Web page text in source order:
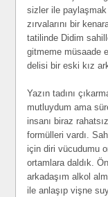
sizler ile
zırvalarını bir
tatilinde Didim
gitmeme müsaade
delisi bir eski kız
Yazın tadını
mutluydum ama
insanı biraz
formülleri vardı.
için diri vücudumu
ortamlara daldık.
arkadaşım alkol
ile anlaşıp vişne